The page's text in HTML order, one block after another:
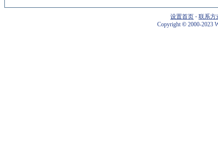
设置首页 - 联系方
Copyright©2000-2023